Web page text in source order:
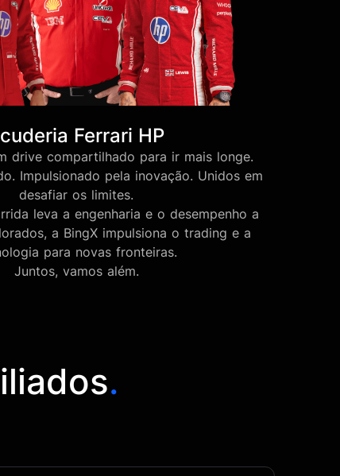
Ferrari HP
drive compartilhado para ir mais longe.
Impulsionado pela inovação. Unidos em
desafiar os limites.
leva a engenharia e o desempenho a
a BingX impulsiona o trading e a
para novas fronteiras.
Juntos, vamos além.
.